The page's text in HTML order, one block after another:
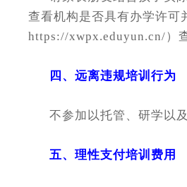
查看机构是否具有办学许可
https://xwpx.eduyun.cn/）
四、远离违规培训行为
不参加以托管、研学以及
五、理性支付培训费用